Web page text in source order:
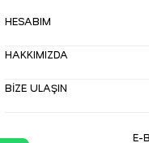
HESABIM
HAKKIMIZDA
BİZE ULAŞIN
E-